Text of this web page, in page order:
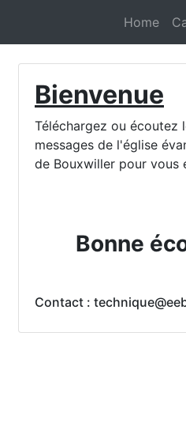
Home
Bienvenue
Téléchargez ou écoutez
messages de l'église
de Bouxwiller pour vous
Bonne
Contact :